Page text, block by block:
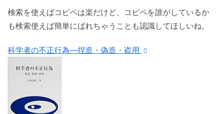
検索を使えばコピペは楽だけど、コピペを誰がしているか
も検索使えば簡単にばれちゃうことも認識してほしいね。
科学者の不正行為―捏造・偽造・盗用